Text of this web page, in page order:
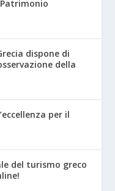
dispone di
della
per il
del turismo greco